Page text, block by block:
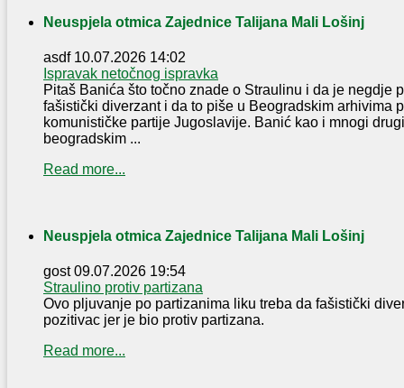
Neuspjela otmica Zajednice Talijana Mali Lošinj
asdf 10.07.2026 14:02
Ispravak netočnog ispravka
Pitaš Banića što točno znade o Straulinu i da je negdje
fašistički diverzant i da to piše u Beogradskim arhivima
komunističke partije Jugoslavije. Banić kao i mnogi
beogradskim ...
Read more...
Neuspjela otmica Zajednice Talijana Mali Lošinj
gost 09.07.2026 19:54
Straulino protiv partizana
Ovo pljuvanje po partizanima liku treba da fašistički
pozitivac jer je bio protiv partizana.
Read more...